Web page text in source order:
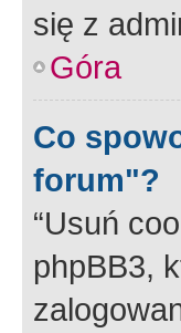
się z
Góra
Co
forum"?
“Usuń
phpBB3,